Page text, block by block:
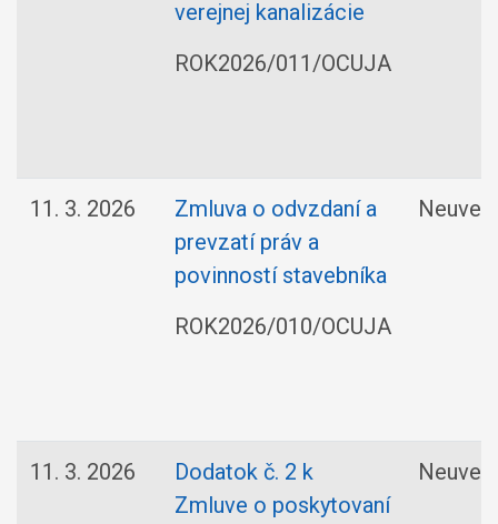
verejnej kanalizácie
ROK2026/011/OCUJA
11. 3. 2026
Zmluva o odvzdaní a
prevzatí práv a
povinností stavebníka
ROK2026/010/OCUJA
11. 3. 2026
Dodatok č. 2 k
Zmluve o poskytovaní